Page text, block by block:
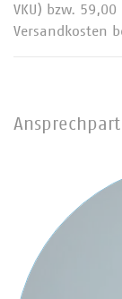
VKU) bzw.
Versandkosten